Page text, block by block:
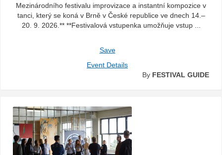
Mezinárodního festivalu improvizace a instantní kompozice v
tanci, který se koná v Brně v České republice ve dnech 14.–
20. 9. 2026.** **Festivalová vstupenka umožňuje vstup ...
Save
Event Details
By FESTIVAL GUIDE